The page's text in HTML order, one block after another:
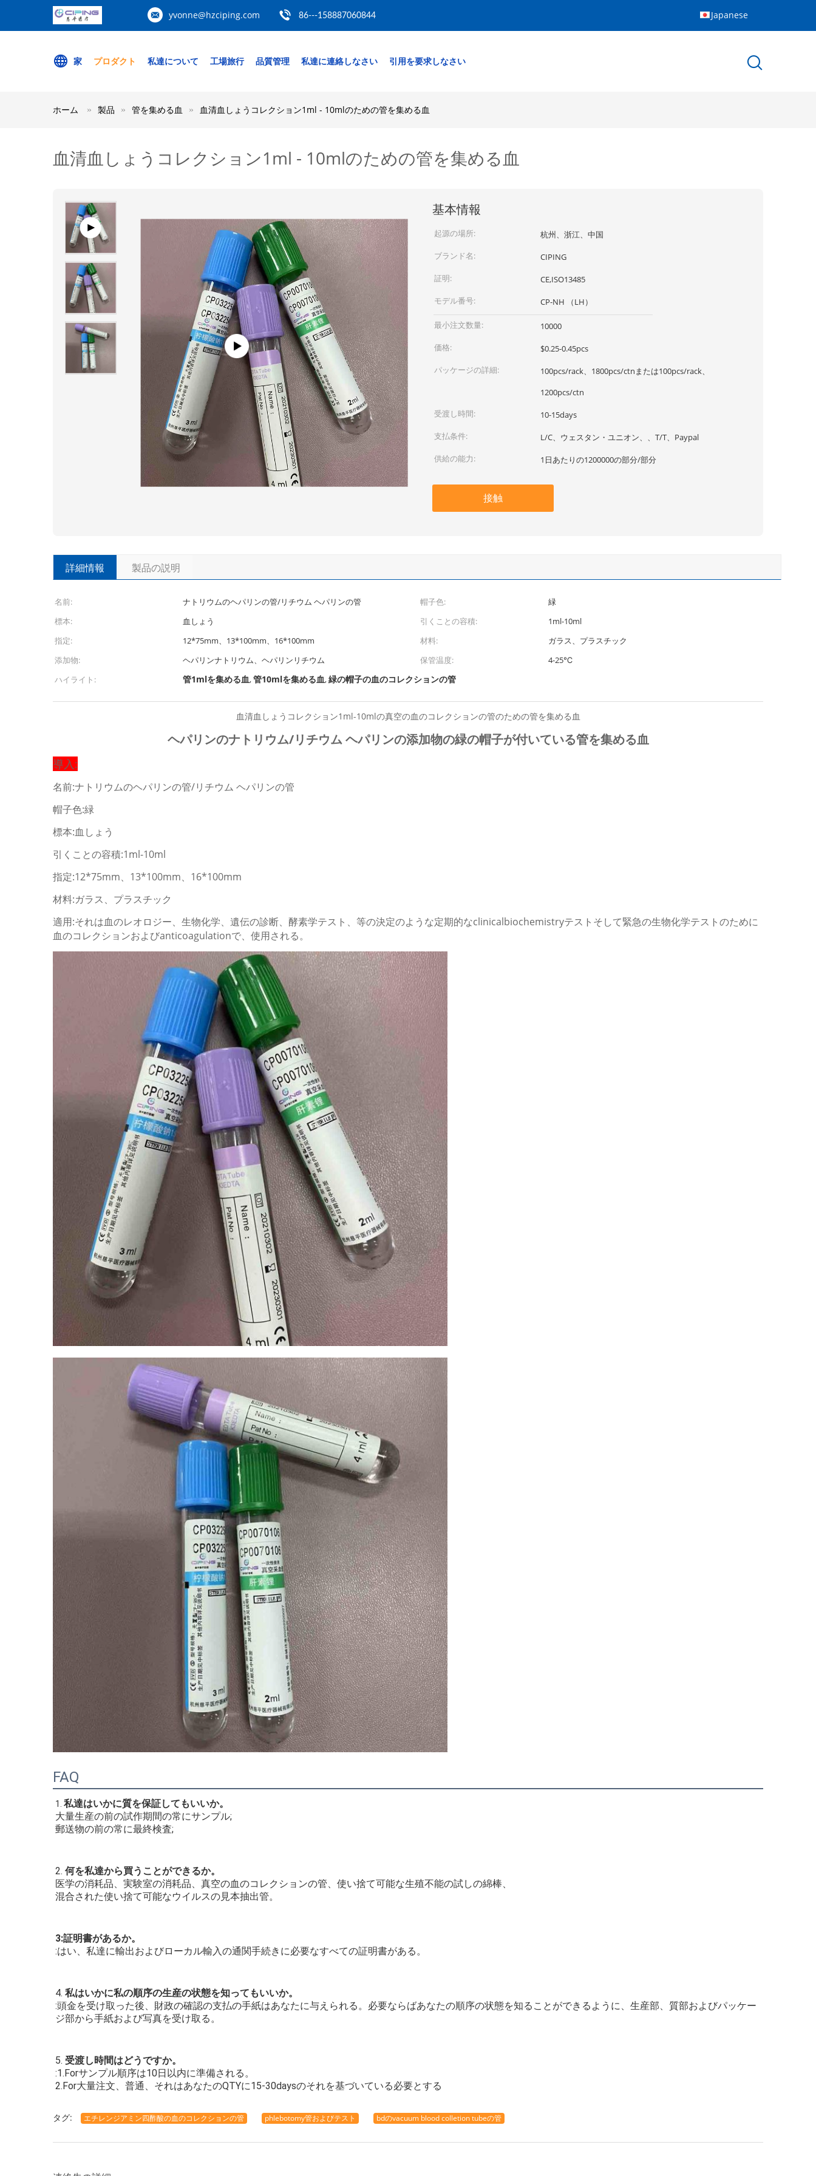
yvonne@hzciping.com 86---158887060844 Japanese
家 プロダクト 私達について 工場旅行 品質管理 私達に連絡しなさい 引用を要求しなさい
ホーム 製品 管を集める血 血清血しょうコレクション1ml - 10mlのための管を集める血
血清血しょうコレクション1ml - 10mlのための管を集める血
基本情報
起源の場所:
杭州、浙江、中国
ブランド名:
CIPING
証明:
CE,ISO13485
モデル番号:
CP-NH （LH）
最小注文数量:
10000
価格:
$0.25-0.45pcs
パッケージの詳細:
100pcs/rack、1800pcs/ctnまたは100pcs/rack、
1200pcs/ctn
受渡し時間:
10-15days
支払条件:
L/C、ウェスタン・ユニオン、、T/T、Paypal
供給の能力:
1日あたりの1200000の部分/部分
接触
詳細情報 製品の説明
名前: ナトリウムのヘパリンの管/リチウム ヘパリンの管 帽子色:
緑
標本:
血しょう 引くことの容積:
1ml-10ml
指定:
12*75mm、13*100mm、16*100mm 材料:
ガラス、プラスチック
添加物:
ヘパリンナトリウム、ヘパリンリチウム 保管温度:
4-25℃
ハイライト:
管1mlを集める血,管10mlを集める血,緑の帽子の血のコレクションの管
血清血しょうコレクション1ml-10mlの真空の血のコレクションの管のための管を集める血
ヘパリンのナトリウム/リチウム ヘパリンの添加物の緑の帽子が付いている管を集める血
導入:
名前:ナトリウムのヘパリンの管/リチウム ヘパリンの管
帽子色:緑
標本:血しょう
引くことの容積:1ml-10ml
指定:12*75mm、13*100mm、16*100mm
材料:ガラス、プラスチック
適用:それは血のレオロジー、生物化学、遺伝の診断、酵素学テスト、等の決定のような定期的なclinicalbiochemistryテストそして緊急の生物化学テストのために
血のコレクションおよびanticoagulationで、使用される。
FAQ
1. 私達はいかに質を保証してもいいか。
大量生産の前の試作期間の常にサンプル;
郵送物の前の常に最終検査;
2. 何を私達から買うことができるか。
医学の消耗品、実験室の消耗品、真空の血のコレクションの管、使い捨て可能な生殖不能の試しの綿棒、
混合された使い捨て可能なウイルスの見本抽出管。
3:証明書があるか。
:はい、私達に輸出およびローカル輸入の通関手続きに必要なすべての証明書がある。
4. 私はいかに私の順序の生産の状態を知ってもいいか。
:頭金を受け取った後、財政の確認の支払の手紙はあなたに与えられる。必要ならばあなたの順序の状態を知ることができるように、生産部、質部およびパッケー
ジ部から手紙および写真を受け取る。
5. 受渡し時間はどうですか。
:1.Forサンプル順序は10日以内に準備される。
2.For大量注文、普通、それはあなたのQTYに15-30daysのそれを基づいている必要とする
タグ: エチレンジアミン四酢酸の血のコレクションの管 phlebotomy管およびテスト bdのvacuum blood colletion tubeの管